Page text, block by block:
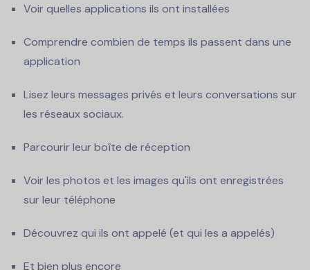
Voir quelles applications ils ont installées
Comprendre combien de temps ils passent dans une
application
Lisez leurs messages privés et leurs conversations sur
les réseaux sociaux.
Parcourir leur boîte de réception
Voir les photos et les images qu'ils ont enregistrées
sur leur téléphone
Découvrez qui ils ont appelé (et qui les a appelés)
Et bien plus encore